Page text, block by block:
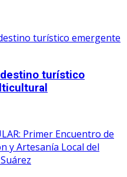
turístico